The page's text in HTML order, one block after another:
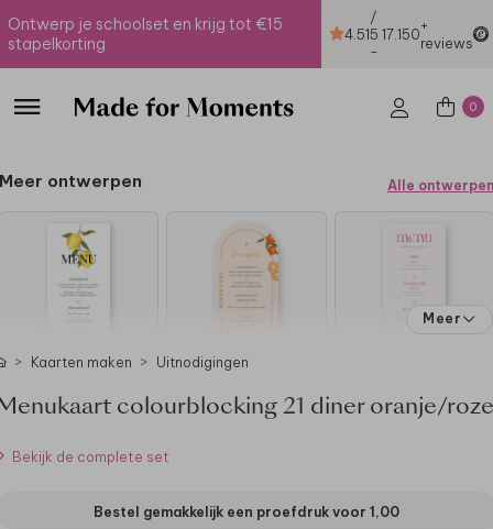
Ontwerp je schoolset en krijg tot €15
stapelkorting
4.51
/
5
-
17.150+
reviews
0
Meer ontwerpen Alle ontwerpen
Meer
Kaarten maken Uitnodigingen
colourblocking 21 diner oranje/roze
Bekijk de complete set
Bestel gemakkelijk een proefdruk voor 1,00